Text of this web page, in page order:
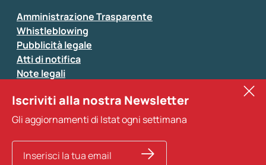
Si prega di non fornire dati di natura personale (ad
esempio dati di contatto). Per ogni altra comunicazione
e per richiedere dati, pubblicazioni, file di microdati,
Amministrazione Trasparente
Whistleblowing
Pubblicità legale
Atti di notifica
Note legali
Sistan
Altri servizi
Iscriviti alla nostra Newsletter
Gli aggiornamenti di Istat ogni settimana